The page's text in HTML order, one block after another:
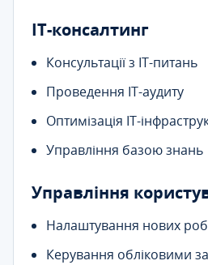
ІТ-консалтинг
Консультації з ІТ-питань
Проведення ІТ-аудиту
Оптимізація ІТ-
Управління базою знань
Управління
Налаштування нових
Керування обліковими